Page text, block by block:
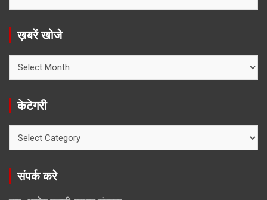
ख़बरें खोजे
खोजे
केटेगरी
संपर्क करे